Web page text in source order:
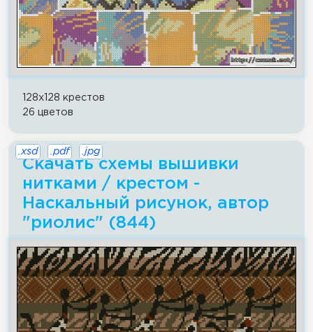
128x128 крестов
26 цветов
Скачать схемы вышивки
нитками / крестом -
Наскальный рисунок, автор
"риолис" (844)
.xsd .pdf .jpg